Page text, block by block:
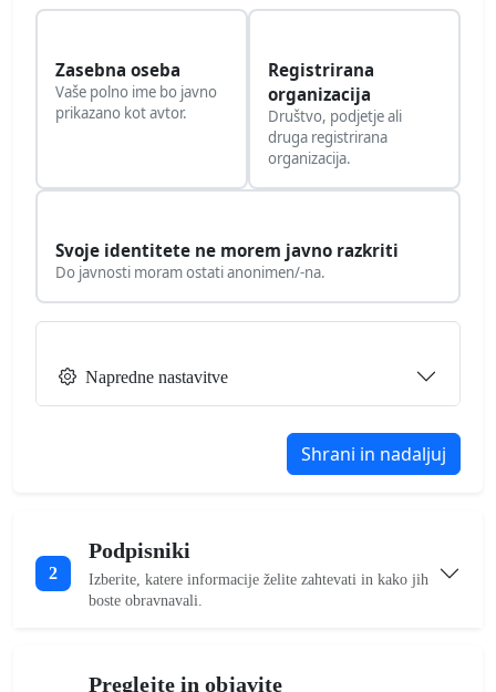
Zasebna oseba
Vaše polno ime bo javno
prikazano kot avtor.
Registrirana
organizacija
Društvo, podjetje ali
druga registrirana
organizacija.
Svoje identitete ne morem javno razkriti
Do javnosti moram ostati anonimen/-na.
Napredne nastavitve
Shrani in nadaljuj
2
Podpisniki
Izberite, katere informacije želite zahtevati in kako jih
boste obravnavali.
Preglejte in objavite